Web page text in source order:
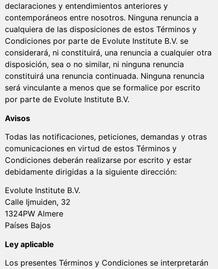
declaraciones y entendimientos anteriores y
contemporáneos entre nosotros. Ninguna renuncia a
cualquiera de las disposiciones de estos Términos y
Condiciones por parte de Evolute Institute B.V. se
considerará, ni constituirá, una renuncia a cualquier otra
disposición, sea o no similar, ni ninguna renuncia
constituirá una renuncia continuada. Ninguna renuncia
será vinculante a menos que se formalice por escrito
por parte de Evolute Institute B.V.
Avisos
Todas las notificaciones, peticiones, demandas y otras
comunicaciones en virtud de estos Términos y
Condiciones deberán realizarse por escrito y estar
debidamente dirigidas a la siguiente dirección:
Evolute Institute B.V.
Calle Ijmuiden, 32
1324PW Almere
Países Bajos
Ley aplicable
Los presentes Términos y Condiciones se interpretarán